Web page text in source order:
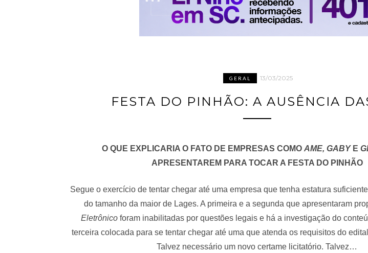
GERAL 13/03/2025
FESTA DO PINHÃO: A AUSÊNCIA
O QUE EXPLICARIA O FATO DE EMPRESAS COMO AME, GABY E
APRESENTAREM PARA TOCAR A FESTA DO PINHÃO
Segue o exercício de tentar chegar até uma empresa que tenha estatura
do tamanho da maior de Lages. A primeira e a segunda que apresentaram
Eletrônicoforam inabilitadas por questões legais e há a investigação do
terceira colocada para se tentar chegar até uma que atenda os requisitos do
Talvez necessário um novo certame licitatório. Talvez…